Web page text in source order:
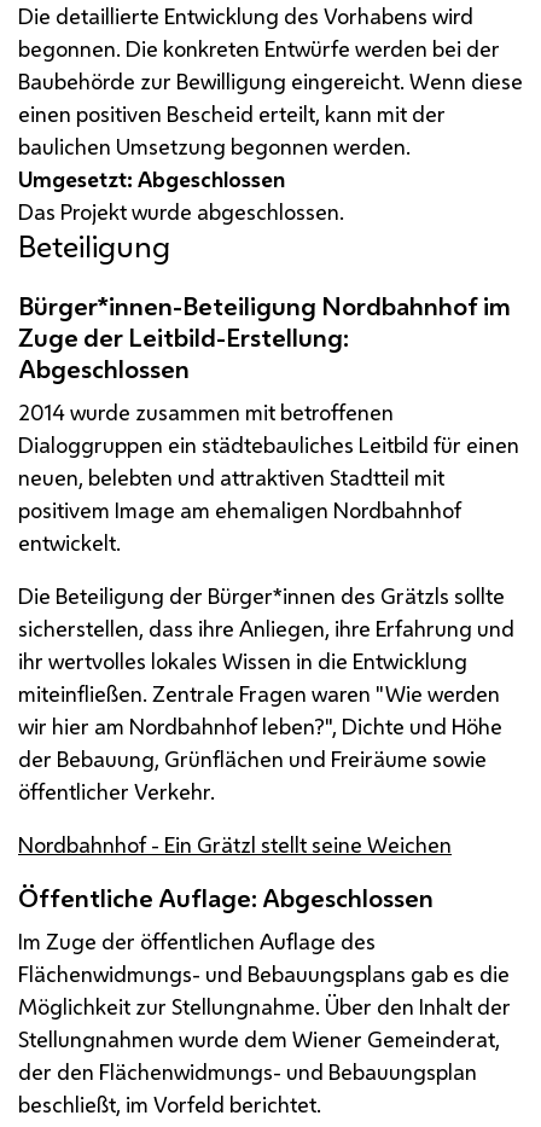
Die detaillierte Entwicklung des Vorhabens wird
begonnen. Die konkreten Entwürfe werden bei der
Baubehörde zur Bewilligung eingereicht. Wenn diese
einen positiven Bescheid erteilt, kann mit der
baulichen Umsetzung begonnen werden.
Umgesetzt: Abgeschlossen
Das Projekt wurde abgeschlossen.
Beteiligung
Bürger*innen-Beteiligung Nordbahnhof im
Zuge der Leitbild-Erstellung:
Abgeschlossen
2014 wurde zusammen mit betroffenen
Dialoggruppen ein städtebauliches Leitbild für einen
neuen, belebten und attraktiven Stadtteil mit
positivem Image am ehemaligen Nordbahnhof
entwickelt.
Die Beteiligung der Bürger*innen des Grätzls sollte
sicherstellen, dass ihre Anliegen, ihre Erfahrung und
ihr wertvolles lokales Wissen in die Entwicklung
miteinfließen. Zentrale Fragen waren "Wie werden
wir hier am Nordbahnhof leben?", Dichte und Höhe
der Bebauung, Grünflächen und Freiräume sowie
öffentlicher Verkehr.
Nordbahnhof - Ein Grätzl stellt seine Weichen
Öffentliche Auflage: Abgeschlossen
Im Zuge der öffentlichen Auflage des
Flächenwidmungs- und Bebauungsplans gab es die
Möglichkeit zur Stellungnahme. Über den Inhalt der
Stellungnahmen wurde dem Wiener Gemeinderat,
der den Flächenwidmungs- und Bebauungsplan
beschließt, im Vorfeld berichtet.